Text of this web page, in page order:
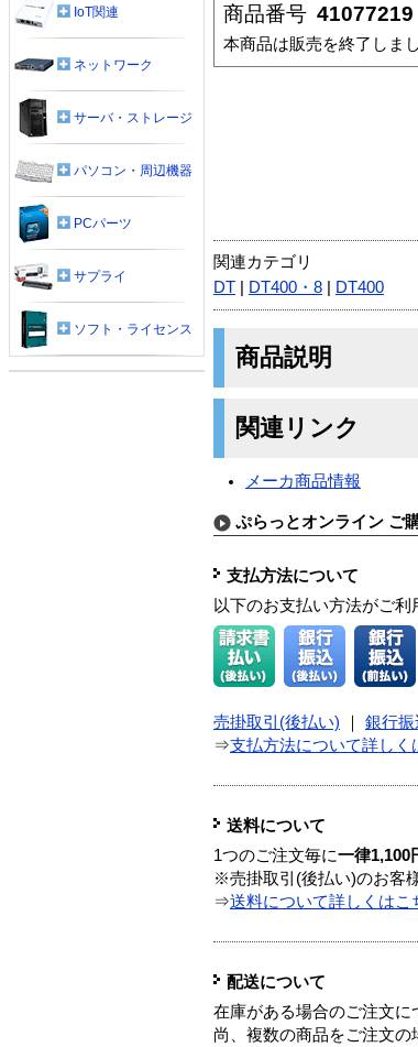
商品番号 41077219
本商品は販売を終了しま
関連カテゴリ
DT
DT400・8 DT400
商品説明
関連リンク
メーカ商品情報
ぷらっとオンライン ご
支払方法について
以下のお支払い方法がご利
売掛取引(後払い) 銀行振
⇒支払方法について詳しく
送料について
1つのご注文毎に一律1,100
※売掛取引(後払い)のお客
⇒送料について詳しくはこ
配送について
在庫がある場合のご注文に
尚、複数の商品をご注文の
IoT関連
ネットワーク
サーバ・ストレージ
パソコン・周辺機器
PCパーツ
サプライ
ソフト・ライセンス